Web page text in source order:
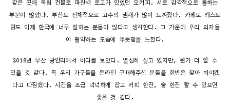
같은 곳에 독립 건물로 파란색 로고가 있었던 오커피. 서로 감각적으로 통하는
부분이 많았다. 부산도 전체적으로 고수의 냄새가 많이 느껴졌다. 카페도 레스토
랑도 이제 한국에 너무 잘하는 분들이 많다고 생각한다. 그 가운데 우리 의자들
이 활약하는 모습에 뿌듯함을 느낀다.
2018년 부산 광안리에서 바다를 보았다. 열심히 살고 있지만, 뭔가 더 할 수
있을 것 같다. 꼭 우리 가구들을 온라인 구매해주신 분들을 한번은 찾아 뵈야겠
다고 다짐했다. 시간을 조금 넉넉하게 잡고 커피 한잔, 술 한잔 할 수 있으면
좋을 것 같다.